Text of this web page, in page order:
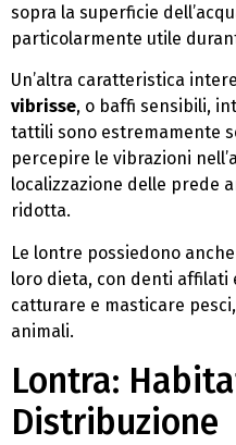
sopra la superficie
particolarmente utile
Un’altra caratteristica
vibrisse, o baffi sensibili,
tattili sono estremamente
percepire le vibrazioni
localizzazione delle prede
ridotta.
Le lontre possiedono
loro dieta, con denti
catturare e masticare
animali.
Lontra:
Distribuzione